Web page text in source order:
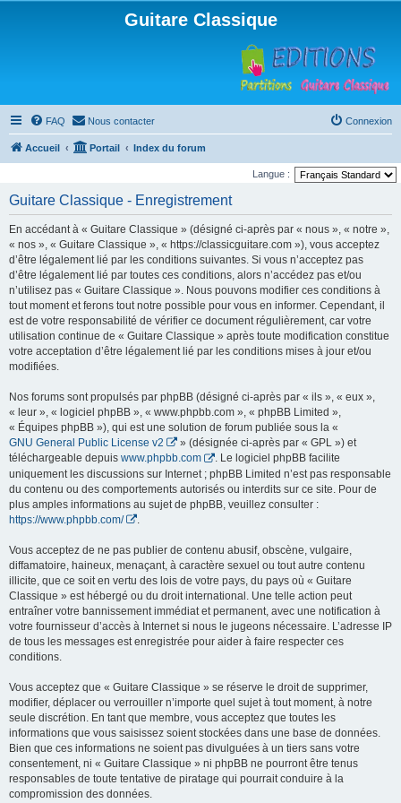
Guitare Classique
FAQ Nous contacter Connexion
Accueil Portail Index du forum
Langue :
Guitare Classique - Enregistrement
En accédant à « Guitare Classique » (désigné ci-après par « nous », « notre »,
« nos », « Guitare Classique », « https://classicguitare.com »), vous acceptez
d’être légalement lié par les conditions suivantes. Si vous n’acceptez pas
d’être légalement lié par toutes ces conditions, alors n’accédez pas et/ou
n’utilisez pas « Guitare Classique ». Nous pouvons modifier ces conditions à
tout moment et ferons tout notre possible pour vous en informer. Cependant, il
est de votre responsabilité de vérifier ce document régulièrement, car votre
utilisation continue de « Guitare Classique » après toute modification constitue
votre acceptation d’être légalement lié par les conditions mises à jour et/ou
modifiées.
Nos forums sont propulsés par phpBB (désigné ci-après par « ils », « eux »,
« leur », « logiciel phpBB », « www.phpbb.com », « phpBB Limited »,
« Équipes phpBB »), qui est une solution de forum publiée sous la «
GNU General Public License v2
» (désignée ci-après par « GPL ») et
téléchargeable depuis www.phpbb.com
. Le logiciel phpBB facilite
uniquement les discussions sur Internet ; phpBB Limited n’est pas responsable
du contenu ou des comportements autorisés ou interdits sur ce site. Pour de
plus amples informations au sujet de phpBB, veuillez consulter :
https://www.phpbb.com/
Vous acceptez de ne pas publier de contenu abusif, obscène, vulgaire,
diffamatoire, haineux, menaçant, à caractère sexuel ou tout autre contenu
illicite, que ce soit en vertu des lois de votre pays, du pays où « Guitare
Classique » est hébergé ou du droit international. Une telle action peut
entraîner votre bannissement immédiat et permanent, avec une notification à
votre fournisseur d’accès à Internet si nous le jugeons nécessaire. L’adresse IP
de tous les messages est enregistrée pour aider à faire respecter ces
conditions.
Vous acceptez que « Guitare Classique » se réserve le droit de supprimer,
modifier, déplacer ou verrouiller n’importe quel sujet à tout moment, à notre
seule discrétion. En tant que membre, vous acceptez que toutes les
informations que vous saisissez soient stockées dans une base de données.
Bien que ces informations ne soient pas divulguées à un tiers sans votre
consentement, ni « Guitare Classique » ni phpBB ne pourront être tenus
responsables de toute tentative de piratage qui pourrait conduire à la
compromission des données.